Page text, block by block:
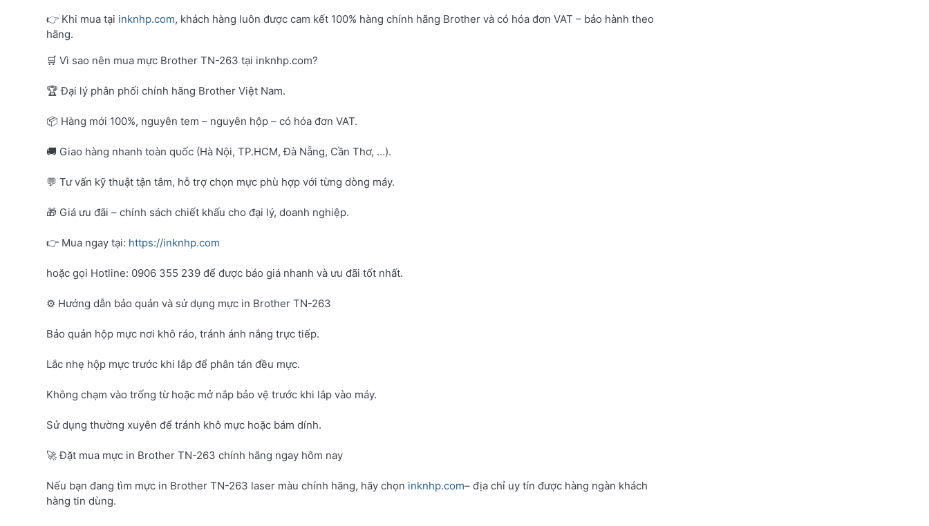
👉 Khi mua tại inknhp.com, khách hàng luôn được cam kết 100% hàng chính hãng Brother và có hóa đơn VAT – bảo hành theo
hãng.
🛒 Vì sao nên mua mực Brother TN-263 tại inknhp.com?
🏆 Đại lý phân phối chính hãng Brother Việt Nam.
📦 Hàng mới 100%, nguyên tem – nguyên hộp – có hóa đơn VAT.
🚚 Giao hàng nhanh toàn quốc (Hà Nội, TP.HCM, Đà Nẵng, Cần Thơ, …).
💬 Tư vấn kỹ thuật tận tâm, hỗ trợ chọn mực phù hợp với từng dòng máy.
🎁 Giá ưu đãi – chính sách chiết khấu cho đại lý, doanh nghiệp.
👉 Mua ngay tại: https://inknhp.com
hoặc gọi Hotline: 0906 355 239 để được báo giá nhanh và ưu đãi tốt nhất.
⚙️ Hướng dẫn bảo quản và sử dụng mực in Brother TN-263
Bảo quản hộp mực nơi khô ráo, tránh ánh nắng trực tiếp.
Lắc nhẹ hộp mực trước khi lắp để phân tán đều mực.
Không chạm vào trống từ hoặc mở nắp bảo vệ trước khi lắp vào máy.
Sử dụng thường xuyên để tránh khô mực hoặc bám dính.
🚀 Đặt mua mực in Brother TN-263 chính hãng ngay hôm nay
Nếu bạn đang tìm mực in Brother TN-263 laser màu chính hãng, hãy chọn inknhp.com– địa chỉ uy tín được hàng ngàn khách
hàng tin dùng.